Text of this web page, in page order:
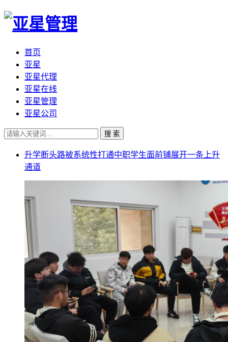
首页
亚星
亚星代理
亚星在线
亚星管理
亚星公司
搜 索
升学断头路被系统性打通中职学生面前铺展开一条上升
通道